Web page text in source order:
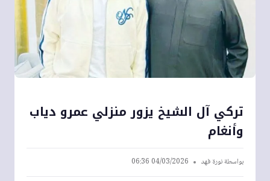
تركي آل الشيخ يزور منزلي عمرو دياب
وأنغام
بواسطةنورة فهد 04/03/2026 06:36